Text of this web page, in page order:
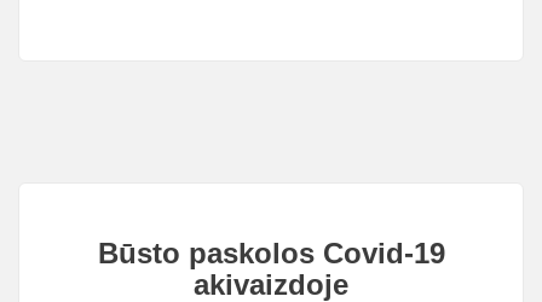
Būsto paskolos Covid-19
akivaizdoje